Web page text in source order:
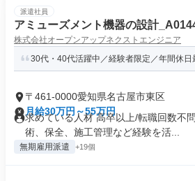
派遣社員
アミューズメント機器の設計
株式会社オープンアップネクストエンジニア
30代・40代活躍中／経験者限定／年間休日
〒461-0000愛知県名古屋市東区
月給30万円～55万円
求めている人材 高卒以上/転職回数不
術、保全、施工管理など経験を活...
無期雇用派遣 +19個